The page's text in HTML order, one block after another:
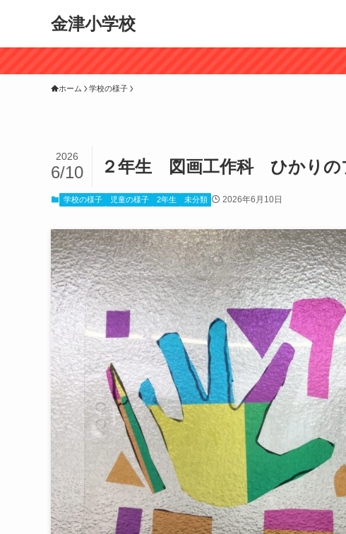
金津小学校
ホーム 学校の様子
２年生 図画工作科 ひかりの
2026
6/10
学校の様子 児童の様子 2年生 未分類 2026年6月10日